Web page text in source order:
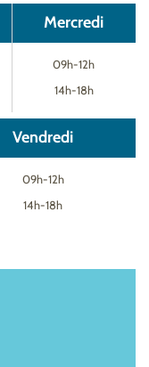
Mercredi
09h-12h
14h-18h
Vendredi
09h-12h
14h-18h